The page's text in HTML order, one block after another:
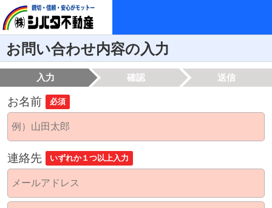
お問い合わせ内容の入力
入力 確認 送信
お名前 必須
連絡先 いずれか１つ以上入力